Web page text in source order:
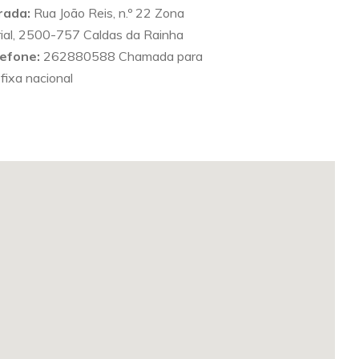
Rua João Reis, n.º 22 Zona
2500-757 Caldas da Rainha
262880588 Chamada para
nacional